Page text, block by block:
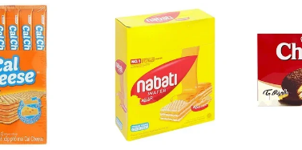
sàn
tư chứng khoán
Ký Kinh Doanh